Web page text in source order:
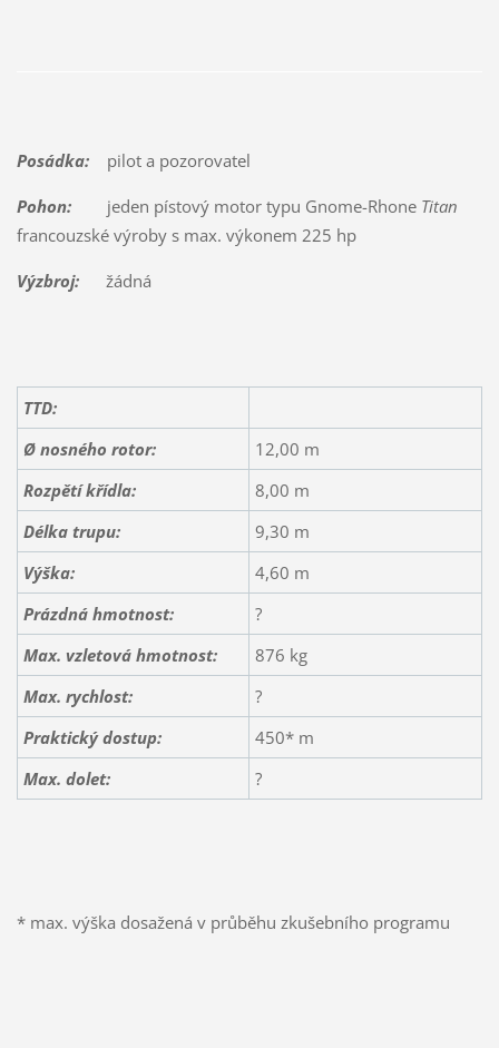
Posádka:pilot a pozorovatel
Pohon:jeden pístový motor typu Gnome-Rhone Titan
francouzské výroby s max. výkonem 225 hp
Výzbroj:žádná
TTD:
Ø nosného rotor:
12,00 m
Rozpětí křídla:
8,00 m
Délka trupu:
9,30 m
Výška:
4,60 m
Prázdná hmotnost:
?
Max. vzletová hmotnost:
876 kg
Max. rychlost:
?
Praktický dostup:
450* m
Max. dolet:
?
* max. výška dosažená v průběhu zkušebního programu